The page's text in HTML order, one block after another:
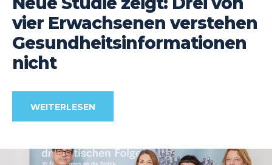
vier Erwachsenen verstehen
Gesundheitsinformationen
nicht
WEITERLESEN